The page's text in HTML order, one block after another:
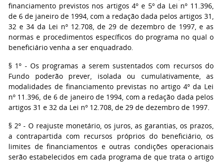
financiamento previstos nos artigos 4º e 5º da Lei nº 11.396,
de 6 de janeiro de 1994, com a redação dada pelos artigos 31,
32 e 34 da Lei nº 12.708, de 29 de dezembro de 1997, e as
normas e procedimentos específicos do programa no qual o
beneficiário venha a ser enquadrado.
§ 1º - Os programas a serem sustentados com recursos do
Fundo poderão prever, isolada ou cumulativamente, as
modalidades de financiamento previstas no artigo 4º da Lei
nº 11.396, de 6 de janeiro de 1994, com a redação dada pelos
artigos 31 e 32 da Lei nº 12.708, de 29 de dezembro de 1997.
§ 2º - O reajuste monetário, os juros, as garantias, os prazos,
a contrapartida com recursos próprios do beneficiário, os
limites de financiamentos e outras condições operacionais
serão estabelecidos em cada programa de que trata o artigo